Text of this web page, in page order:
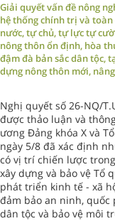
Giải quyết vấn đề nông
hệ thống chính trị và
nước, tự chủ, tự lực tự
nông thôn ổn định, hòa
đậm đà bản sắc dân tộc,
dựng nông thôn mới,
Nghị quyết số 26-NQ/
được thảo luận và
ương Đảng khóa X và
ngày 5/8 đã xác định
có vị trí chiến lược
xây dựng và bảo vệ Tổ
phát triển kinh tế - xã
đảm bảo an ninh, quốc
dân tộc và bảo vệ môi